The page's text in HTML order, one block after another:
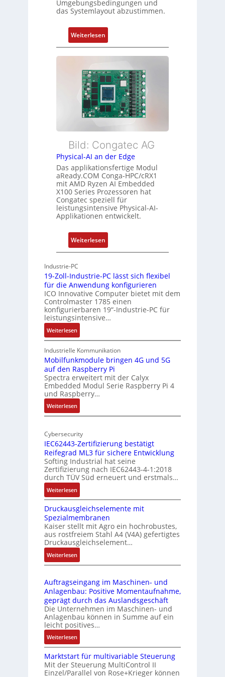
t
d
b
e
r
w
a
u
n
g
ü
m
e
h
L
e
i
s
t
n
g
Umgebungsbedingungen und
das Systemlayout abzustimmen.
Weiterlesen:
F
l
x
i
b
l
e
E
h
e
r
c
a
t
-
r
c
t
e
k
t
u
Bild: Congatec AG
Physical-AI an der Edge
Das applikationsfertige Modul
aReady.COM Conga-HPC/cRX1
mit AMD Ryzen AI Embedded
X100 Series Prozessoren hat
Congatec speziell für
leistungsintensive Physical-AI-
Applikationen entwickelt.
Weiterlesen:
P
s
i
c
a
I
a
n
d
E
g
e
Industrie-PC
19-Zoll-Industrie-PC lässt sich flexibel
für die Anwendung konfigurieren
ICO Innovative Computer bietet mit dem
Controlmaster 1785 einen
konfigurierbaren 19“-Industrie-PC für
leistungsintensive…
Weiterlesen:
1
9
-
Z
o
l
l
-
I
d
u
t
r
i
e
-
P
C
l
ä
s
s
s
c
h
f
l
e
x
i
b
e
Industrielle Kommunikation
Mobilfunkmodule bringen 4G und 5G
auf den Raspberry Pi
Spectra erweitert mit der Calyx
Embedded Modul Serie Raspberry Pi 4
und Raspberry…
Weiterlesen:
M
b
i
f
u
n
k
m
o
d
u
l
e
b
r
i
n
e
n
4
G
u
n
d
5
Cybersecurity
IEC62443-Zertifizierung bestätigt
Reifegrad ML3 für sichere Entwicklung
Softing Industrial hat seine
Zertifizierung nach IEC62443-4-1:2018
durch TÜV Süd erneuert und erstmals…
Weiterlesen:
I
E
C
6
2
4
4
3
Z
e
r
t
i
i
e
Druckausgleichselemente mit
Spezialmembranen
Kaiser stellt mit Agro ein hochrobustes,
aus rostfreiem Stahl A4 (V4A) gefertigtes
Druckausgleichselement…
Weiterlesen:
D
u
c
k
a
u
s
g
l
e
i
Auftragseingang im Maschinen- und
Anlagenbau: Positive Momentaufnahme,
geprägt durch das Auslandsgeschäft
Die Unternehmen im Maschinen- und
Anlagenbau können in Summe auf ein
leicht positives…
Weiterlesen:
A
u
f
t
Marktstart für multivariable Steuerung
Mit der Steuerung MultiControl II
Einzel/Parallel von Rose+Krieger können